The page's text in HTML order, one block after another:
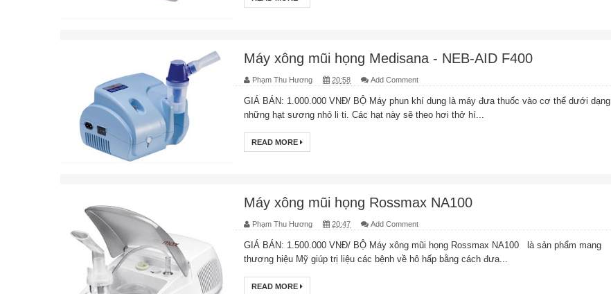
Máy xông mũi họng Medisana - NEB-AID F400
Phạm Thu Hương 20:58 Add Comment
GIÁ BÁN: 1.000.000 VNĐ/ BỘ Máy phun khí dung là máy đưa thuốc vào cơ thể dưới dạng
những hạt sương nhỏ li ti. Các hạt này sẽ theo hơi thở hí...
READ MORE
Máy xông mũi họng Rossmax NA100
Phạm Thu Hương 20:47 Add Comment
GIÁ BÁN: 1.500.000 VNĐ/ BỘ Máy xông mũi họng Rossmax NA100 là sản phẩm mang
thương hiệu Mỹ giúp trị liệu các bệnh về hô hấp bằng cách đưa...
READ MORE